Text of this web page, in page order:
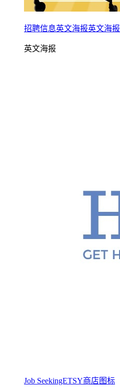
招聘信息英文海报英文海报
英文海报
Job SeekingETSY商店图标